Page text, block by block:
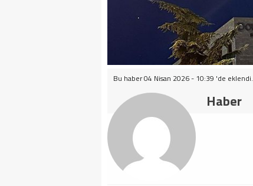
Bu haber 04 Nisan 2026 - 10:39 'de eklendi.
Haber